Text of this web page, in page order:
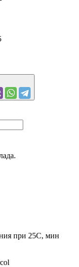
при 25С, мин